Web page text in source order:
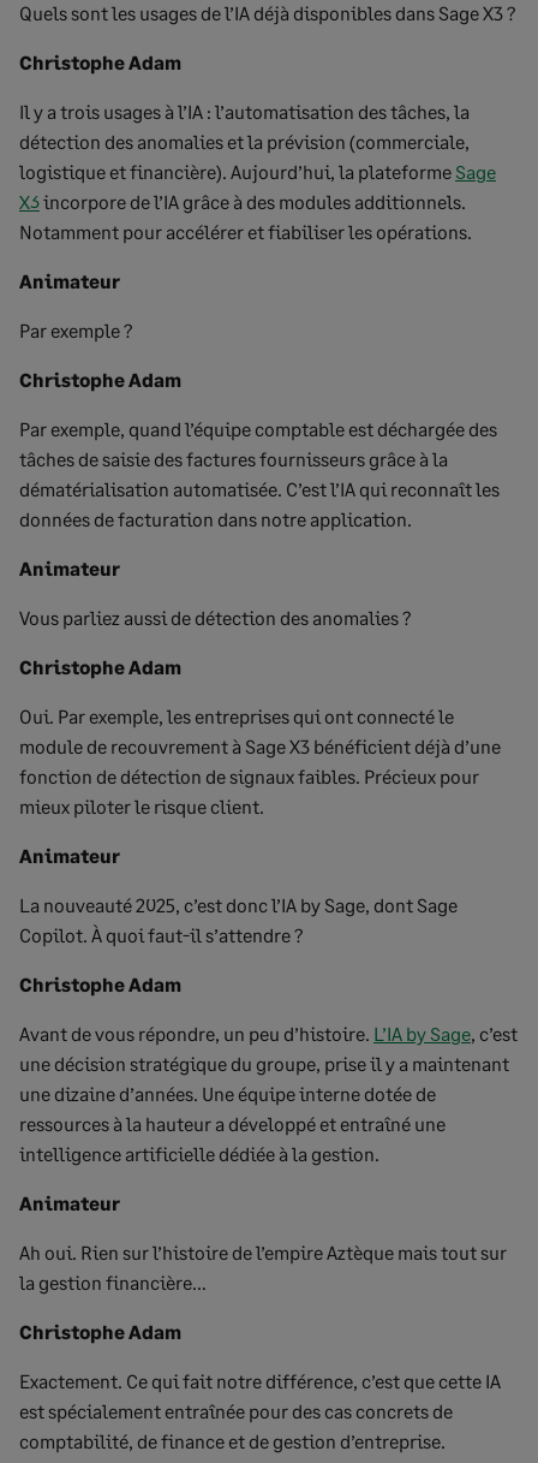
Quels sont les usages de l’IA déjà disponibles dans Sage X3 ?
Christophe Adam
Il y a trois usages à l’IA : l’automatisation des tâches, la
détection des anomalies et la prévision (commerciale,
logistique et financière). Aujourd’hui, la plateformeSage
X3incorpore de l’IA grâce à des modules additionnels.
Notamment pour accélérer et fiabiliser les opérations.
Animateur
Par exemple ?
Christophe Adam
Par exemple, quand l’équipe comptable est déchargée des
tâches de saisie des factures fournisseurs grâce à la
dématérialisation automatisée. C’est l’IA qui reconnaît les
données de facturation dans notre application.
Animateur
Vous parliez aussi de détection des anomalies ?
Christophe Adam
Oui. Par exemple, les entreprises qui ont connecté le
module de recouvrement à Sage X3 bénéficient déjà d’une
fonction de détection de signaux faibles. Précieux pour
mieux piloter le risque client.
Animateur
La nouveauté 2025, c’est donc l’IA by Sage, dont Sage
Copilot. À quoi faut-il s’attendre ?
Christophe Adam
Avant de vous répondre, un peu d’histoire. L’IA by Sage, c’est
une décision stratégique du groupe, prise il y a maintenant
une dizaine d’années. Une équipe interne dotée de
ressources à la hauteur a développé et entraîné une
intelligence artificielle dédiée à la gestion.
Animateur
Ah oui. Rien sur l’histoire de l’empire Aztèque mais tout sur
la gestion financière…
Christophe Adam
Exactement. Ce qui fait notre différence, c’est que cette IA
est spécialement entraînée pour des cas concrets de
comptabilité, de finance et de gestion d’entreprise.